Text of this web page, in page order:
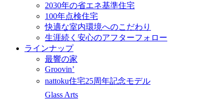
2030年の省エネ基準住宅
100年点検住宅
快適な室内環境へのこだわり
生涯続く安心のアフターフォロー
ラインナップ
最響の家
Groovin’
nattoku住宅25周年記念モデル
Glass Arts